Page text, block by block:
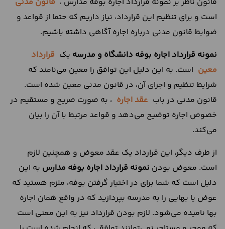
است و برای تنظیم این قرارداد، نیاز داریم که حتما از قواعد و
ضوابط قانون مدنی درباره اجاره آگاهی داشته باشیم.
نمونه قرارداد اجاره بوفه دانشگاه و مدرسه یک قرارداد
معین است. به این دلیل این توافق را معین می‌نامند که
شرایط تنظیم و اجرای آن، در قانون مدنی معین شده است.
قانون مدنی در باب عقد اجاره ، به صورت صریح و مستقیم در
خصوص اجاره توضیح می‌دهد و قواعد مرتبط با آن را بیان
می‌کند.
از طرف دیگر، این قرارداد یک عقد معوض و همچنین لازم
است. معوض بودن نمونه قرارداد اجاره بوفه مدارس به این
دلیل است که شما برای در اختیار گرفتن بوفه، ملزم هستید که
عوض یا بهایی را به مدرسه بپردازید که در واقع همان اجاره
بها نامیده می‌شود. لازم بودن قرارداد نیز به این معنی است